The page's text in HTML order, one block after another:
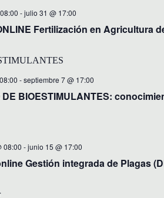
-julio 31 @ 17:00
Fertilización en Agricultura
-septiembre 7 @ 17:00
DE BIOESTIMULANTES:
08:00 -junio 15 @ 17:00
Gestión integrada de Plagas